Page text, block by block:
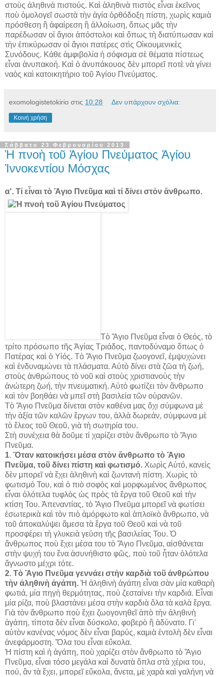
στοὺς ἀληθινὰ πιστούς. Καὶ ἀληθινὰ πιστὸς εἶναι ἐκεῖνος
ποὺ ὁμολογεῖ σωστὰ τὴν ἁγία ὀρθόδοξη πίστη, χωρὶς καμιὰ
πρόσθεση ἢ ἀφαίρεση ἢ ἀλλοίωση, ὅπως μᾶς τὴν
παρέδωσαν οἱ ἅγιοι ἀπόστολοι καὶ ὅπως τὴ διατύπωσαν καὶ
τὴν ἐπικύρωσαν οἱ ἅγιοι πατέρες στὶς Οἰκουμενικὲς
Συνόδους. Κάθε ἀμφιβολία ἡ σόφισμα σὲ θέματα πίστεως
εἶναι ἀνυπακοή. Καὶ ὁ ἀνυπάκουος δὲν μπορεῖ ποτὲ νὰ γίνει
ναὸς καὶ κατοικητήριο τοῦ Ἁγίου Πνεύματος.
exomologistetokirio στις 10:28 Δεν υπάρχουν σχόλια:
Κοινή χρήση
Σάββατο 23 Φεβρουαρίου 2013
Ἡ πνοὴ τοῦ Ἁγίου Πνεύματος Ἁγίου
Ἰννοκεντίου Μόσχας
α'. Τί εἶναι τὸ Ἅγιο Πνεῦμα καὶ τί δίνει στὸν ἄνθρωπο.
Τὸ Ἅγιο Πνεῦμα εἶναι ὁ Θεός, τὸ
τρίτο πρόσωπο τῆς Ἁγίας Τριάδος, παντοδύναμο ὅπως ὁ
Πατέρας καὶ ὁ Υἱός. Τὸ Ἅγιο Πνεῦμα ζωογονεῖ, ἐμψυχώνει
καὶ ἐνδυναμώνει τὰ πλάσματα. Αὐτὸ δίνει στὰ ζῶα τὴ ζωή,
στοὺς ἀνθρώπους τὸ νοῦ καὶ στοὺς χριστιανοὺς τὴν
ἀνώτερη ζωή, τὴν πνευματική. Αὐτὸ φωτίζει τὸν ἄνθρωπο
καὶ τὸν βοηθάει νὰ μπεῖ στὴ βασιλεία τῶν οὐρανῶν.
Τὸ Ἅγιο Πνεῦμα δίνεται στὸν καθένα μας ὄχι σύμφωνα μὲ
τὴν ἀξία τῶν καλῶν ἔργων του, ἀλλὰ δωρεάν, σύμφωνα μὲ
τὸ ἔλεος τοῦ Θεοῦ, γιὰ τὴ σωτηρία του.
Στὴ συνέχεια θὰ δοῦμε τί χαρίζει στὸν ἄνθρωπο τὸ Ἅγιο
Πνεῦμα.
1. Ὅταν κατοικήσει μέσα στὸν ἄνθρωπο τὸ Ἅγιο
Πνεῦμα, τοῦ δίνει πίστη καὶ φωτισμό. Χωρὶς Αὐτό, κανεὶς
δὲν μπορεῖ νὰ ἔχει ἀληθινὴ καὶ ζωντανὴ πίστη. Χωρὶς τὸ
φωτισμό Του, καὶ ὁ πιὸ σοφὸς καὶ μορφωμένος ἄνθρωπος
εἶναι ὁλότελα τυφλὸς ὡς πρὸς τὰ ἔργα τοῦ Θεοῦ καὶ τὴν
κτίση Του. Ἀπεναντίας, τὸ Ἅγιο Πνεῦμα μπορεῖ νὰ φωτίσει
ἐσωτερικὰ καὶ τὸν πιὸ ἀμόρφωτο καὶ ἁπλοϊκὸ ἄνθρωπο, νὰ
τοῦ ἀποκαλύψει ἄμεσα τὰ ἔργα τοῦ Θεοῦ καὶ νὰ τοῦ
προσφέρει τὴ γλυκειὰ γεύση τῆς βασιλείας Του. Ὁ
ἄνθρωπος ποὺ ἔχει μέσα του τὸ Ἅγιο Πνεῦμα, αἰσθάνεται
στὴν ψυχή του ἕνα ἀσυνήθιστο φῶς, ποὺ τοῦ ἦταν ὁλότελα
ἄγνωστο μέχρι τότε.
2. Τὸ Ἅγιο Πνεῦμα γεννάει στὴν καρδιὰ τοῦ ἀνθρώπου
τὴν ἀληθινὴ ἀγάπη. Ἡ ἀληθινὴ ἀγάπη εἶναι σὰν μία καθαρὴ
φωτιά, μία πηγὴ θερμότητας, ποὺ ζεσταίνει τὴν καρδιά. Εἶναι
μία ρίζα, ποὺ βλαστάνει μέσα στὴν καρδιὰ ὅλα τὰ καλὰ ἔργα.
Γιὰ τὸν ἄνθρωπο ποὺ ἔχει ζωογονηθεῖ ἀπὸ τὴν ἀληθινὴ
ἀγάπη, τίποτα δὲν εἶναι δύσκολο, φοβερὸ ἢ ἀδύνατο. Γι'
αὐτὸν κανένας νόμος δὲν εἶναι βαρύς, καμιὰ ἐντολὴ δὲν εἶναι
ἀνεφάρμοστη. Ὅλα του εἶναι εὔκολα.
Ἡ πίστη καὶ ἡ ἀγάπη, ποὺ χαρίζει στὸν ἄνθρωπο τὸ Ἅγιο
Πνεῦμα, εἶναι τόσο μεγάλα καὶ δυνατὰ ὄπλα στὰ χέρια του,
πού, ἂν τὰ ἔχει, μπορεῖ εὔκολα, ἄνετα, μὲ χαρὰ καὶ γαλήνη νὰ